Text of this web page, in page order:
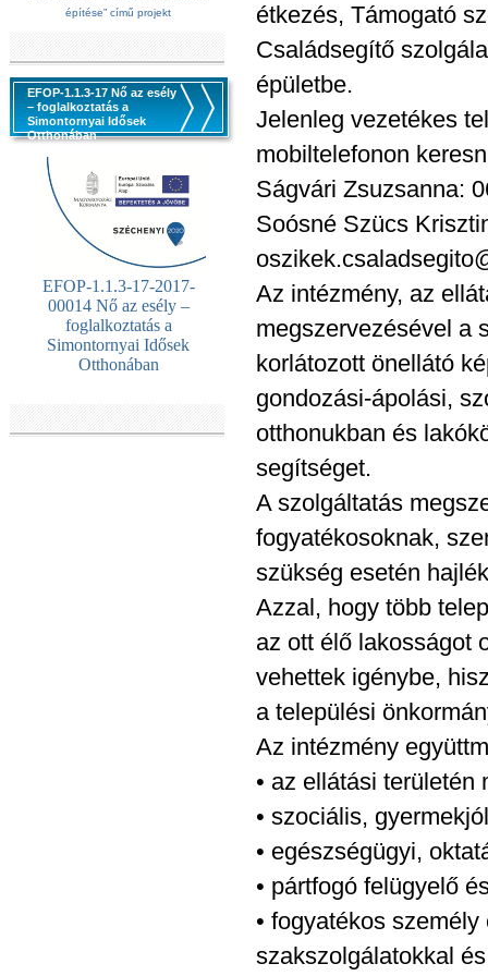
építése” című projekt
EFOP-1.1.3-17 Nő az esély
– foglalkoztatás a
Simontornyai Idősek
Otthonában
EFOP-1.1.3-17-2017-
00014 Nő az esély –
foglalkoztatás a
Simontornyai Idősek
Otthonában
étkezés, Támogató
Családsegítő
épületbe.
Jelenleg vezetékes
mobiltelefonon
Ságvári Zsuzsanna:
Soósné Szücs
Az intézmény, az
megszervezésével a
korlátozott önellátó
gondozási-ápolási,
otthonukban és
segítséget.
A szolgáltatás
fogyatékosoknak,
szükség esetén
Azzal, hogy több
az ott élő lakosságot
vehettek igénybe,
a települési
Az intézmény
• az ellátási területén
• szociális,
• egészségügyi,
• pártfogó felügyelő
• fogyatékos
szakszolgálatokkal